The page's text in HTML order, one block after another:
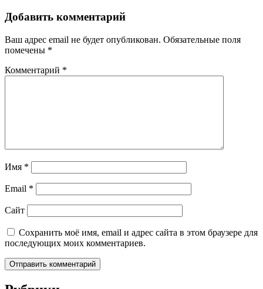
Добавить комментарий
Ваш адрес email не будет опубликован. Обязательные поля
помечены *
Комментарий *
Имя *
Email *
Сайт
Сохранить моё имя, email и адрес сайта в этом браузере для
последующих моих комментариев.